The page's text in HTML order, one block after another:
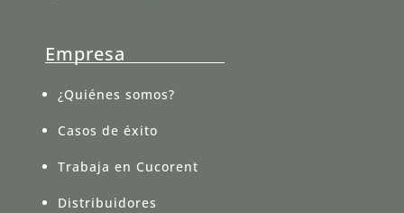
Empresa
¿Quiénes somos?
Casos de éxito
Trabaja en Cucorent
Distribuidores